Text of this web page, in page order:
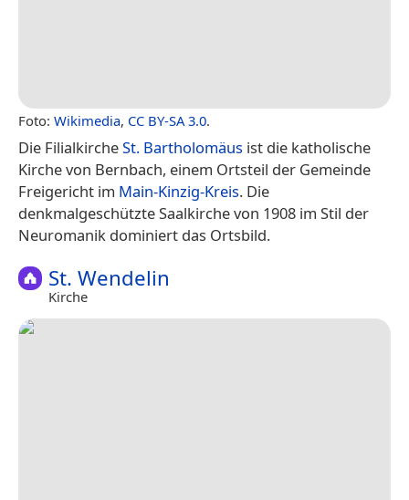
Foto: Wikimedia, CC BY-SA 3.0.
Die FilialkircheSt. Bartholomäus ist die katholische
Kirche von Bernbach, einem Ortsteil der Gemeinde
Freigericht im Main-Kinzig-Kreis. Die
denkmalgeschützte Saalkirche von 1908 im Stil der
Neuromanik dominiert das Ortsbild.
St. Wendelin
Kirche